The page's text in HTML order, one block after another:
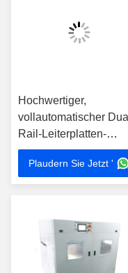
Hochwertiger,
vollautomatischer
Rail-Leiterplatten-
Entlader
Plaudern Sie Jetzt '